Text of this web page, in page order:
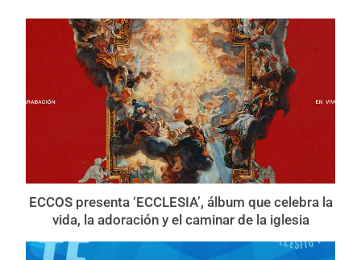
ECCOS presenta ‘ECCLESIA’, álbum que celebra la
vida, la adoración y el caminar de la iglesia